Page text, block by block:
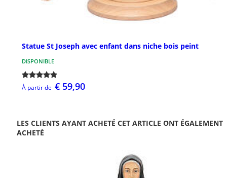
Statue St Joseph avec enfant dans niche bois peint
DISPONIBLE
À partir de € 59,90
LES CLIENTS AYANT ACHETÉ CET ARTICLE ONT ÉGALEMENT
ACHETÉ